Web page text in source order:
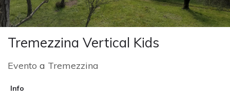
Tremezzina Vertical Kids
Evento a Tremezzina
Info